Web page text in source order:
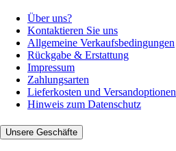
Über uns?
Kontaktieren Sie uns
Allgemeine Verkaufsbedingungen
Rückgabe & Erstattung
Impressum
Zahlungsarten
Lieferkosten und Versandoptionen
Hinweis zum Datenschutz
Unsere Geschäfte